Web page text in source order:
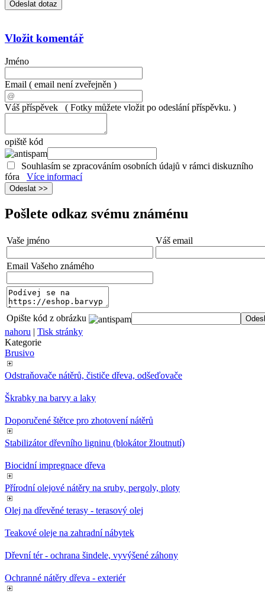
Vložit komentář
Jméno
Email ( email není zveřejněn )
Váš příspěvek ( Fotky můžete vložit po odeslání příspěvku. )
opiště kód
Souhlasím se zpracováním osobních údajů v rámci diskuzního
fóra
Více informací
Pošlete odkaz svému známénu
Vaše jméno Váš email
Email Vašeho známého
Opište kód z obrázku
nahoru | Tisk stránky
Kategorie
Brusivo
Odstraňovače nátěrů, čističe dřeva, odšeďovače
Škrabky na barvy a laky
Doporučené štětce pro zhotovení nátěrů
Stabilizátor dřevního ligninu (blokátor žloutnutí)
Biocidní impregnace dřeva
Přírodní olejové nátěry na sruby, pergoly, ploty
Olej na dřevěné terasy - terasový olej
Teakové oleje na zahradní nábytek
Dřevní tér - ochrana šindele, vyvýšené záhony
Ochranné nátěry dřeva - exteriér